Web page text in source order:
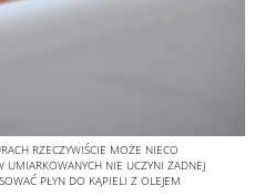
RZECZYWIŚCIE MOŻE NIECO
UMIARKOWANYCH NIE UCZYNI ŻADNEJ
PŁYN DO KĄPIELI Z OLEJEM